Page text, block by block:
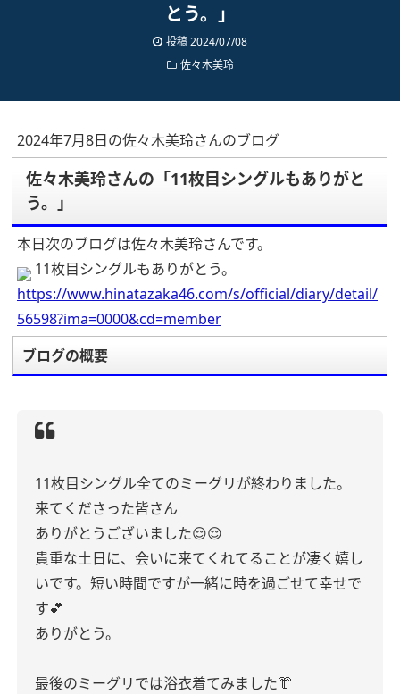
とう。」
投稿2024/07/08
佐々木美玲
2024年7月8日の佐々木美玲さんのブログ
佐々木美玲さんの「11枚目シングルもありがと
う。」
本日次のブログは佐々木美玲さんです。
11枚目シングルもありがとう。
https://www.hinatazaka46.com/s/official/diary/detail/
56598?ima=0000&cd=member
ブログの概要
11枚目シングル全てのミーグリが終わりました。
来てくださった皆さん
ありがとうございました😌😌
貴重な土日に、会いに来てくれてることが凄く嬉し
いです。短い時間ですが一緒に時を過ごせて幸せで
す💕
ありがとう。
最後のミーグリでは浴衣着てみました👘